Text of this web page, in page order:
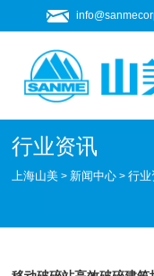
行业资讯
上海山美 > 新闻中心 >行业